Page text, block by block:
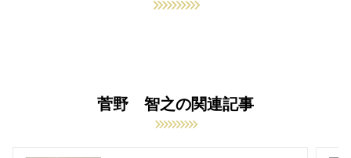
菅野 智之の関連記事